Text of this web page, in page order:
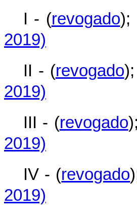
I - (revogado
2019)
II - (revogado
2019)
III - (revogado
2019)
IV - (revogado
2019)